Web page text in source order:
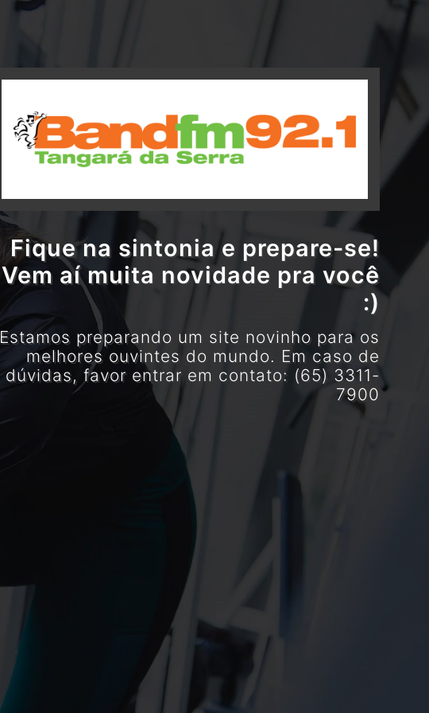
Fique na sintonia e prepare-se!
Vem aí muita novidade pra você
:)
Estamos preparando um site novinho para os
melhores ouvintes do mundo. Em caso de
dúvidas, favor entrar em contato: (65) 3311-
7900